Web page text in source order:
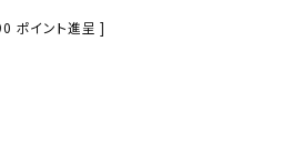
ポイント進呈 ]